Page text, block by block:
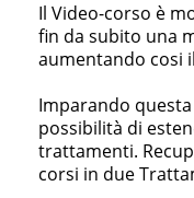
Il Video-corso è
fin da subito una
aumentando cosi
Imparando
possibilità di
trattamenti.
corsi in due